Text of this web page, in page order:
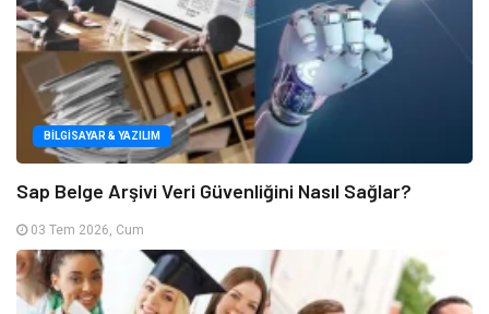
BILGISAYAR & YAZILIM
Sap Belge Arşivi Veri Güvenliğini Nasıl Sağlar?
03 Tem 2026, Cum